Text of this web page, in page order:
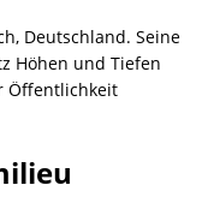
Deutschland. Seine
Höhen und Tiefen
Öffentlichkeit